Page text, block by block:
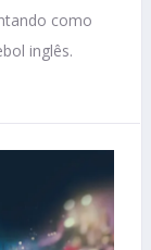
como
inglês.